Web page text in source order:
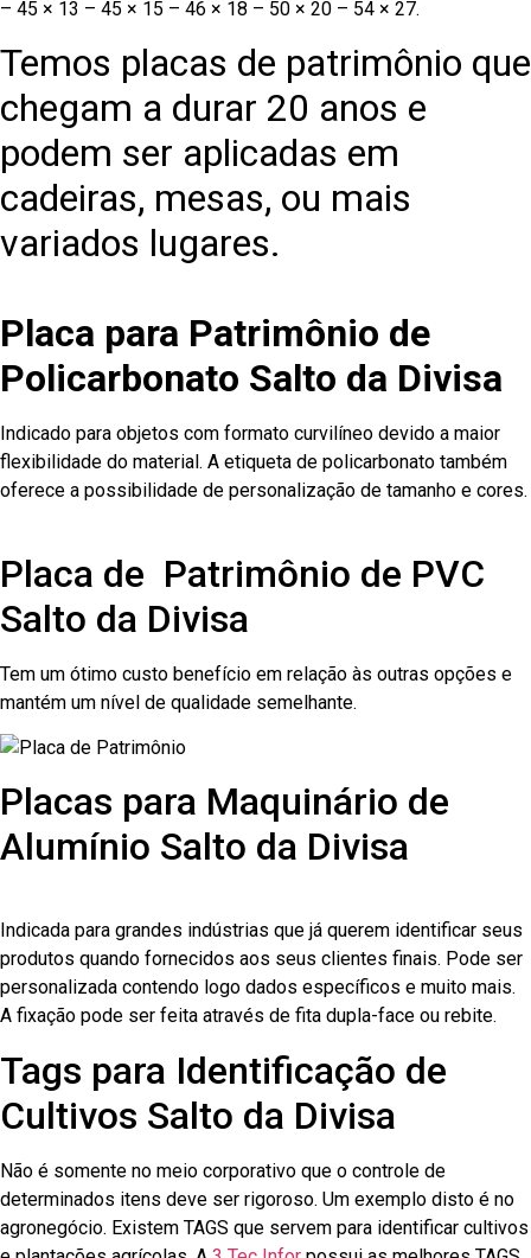
– 45 × 13 – 45 × 15 – 46 × 18 – 50 × 20 – 54 × 27.
Temos placas de patrimônio que
chegam a durar 20 anos e
podem ser aplicadas em
cadeiras, mesas, ou mais
variados lugares.
Placa para Patrimônio de
Policarbonato Salto da Divisa
Indicado para objetos com formato curvilíneo devido a maior
flexibilidade do material. A etiqueta de policarbonato também
oferece a possibilidade de personalização de tamanho e cores.
Placa de Patrimônio de PVC
Salto da Divisa
Tem um ótimo custo benefício em relação às outras opções e
mantém um nível de qualidade semelhante.
Placas para Maquinário de
Alumínio Salto da Divisa
Indicada para grandes indústrias que já querem identificar seus
produtos quando fornecidos aos seus clientes finais. Pode ser
personalizada contendo logo dados específicos e muito mais.
A fixação pode ser feita através de fita dupla-face ou rebite.
Tags para Identificação de
Cultivos Salto da Divisa
Não é somente no meio corporativo que o controle de
determinados itens deve ser rigoroso. Um exemplo disto é no
agronegócio. Existem TAGS que servem para identificar cultivos